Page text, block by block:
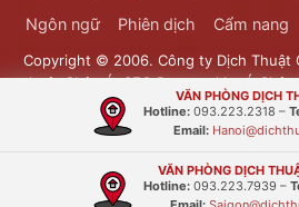
Ngôn ngữ Phiên dịch Cẩm nang
Copyright © 2006. Công ty Dịch Thuật
thuật Châu Á. SEO Powered byÁ
Bưu Chính Đông
VĂN PHÒNG DỊCH
Hotline: 093.223.2318 –
Email:
VĂN PHÒNG DỊCH
Hotline: 093.223.7939 –